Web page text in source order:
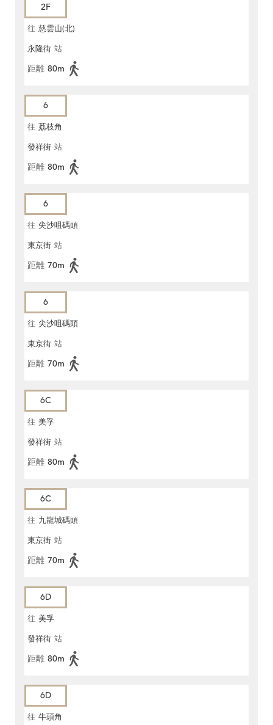
2F
往 慈雲山(北)
永隆街 站
距離 80m
6
往 荔枝角
發祥街 站
距離 80m
6
往 尖沙咀碼頭
東京街 站
距離 70m
6
往 尖沙咀碼頭
東京街 站
距離 70m
6C
往 美孚
發祥街 站
距離 80m
6C
往 九龍城碼頭
東京街 站
距離 70m
6D
往 美孚
發祥街 站
距離 80m
6D
往 牛頭角